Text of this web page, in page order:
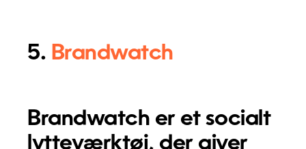
5. Brandwatch
Brandwatch er et socialt
lytteværktøj, der giver